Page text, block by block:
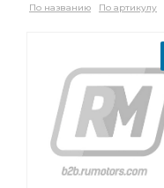
По названию По артикулу